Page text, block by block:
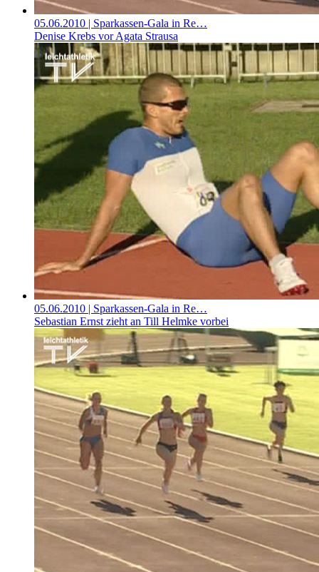
05.06.2010 | Sparkassen-Gala in Re…
Denise Krebs vor Agata Strausa
05.06.2010 | Sparkassen-Gala in Re…
Sebastian Ernst zieht an Till Helmke vorbei